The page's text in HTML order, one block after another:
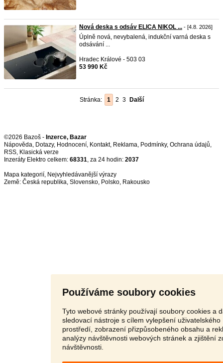
Používáme soubory cookies
Tyto webové stránky používají soubory cookies a
sledovací nástroje s cílem vylepšení uživatelského
prostředí, zobrazení přizpůsobeného obsahu a
analýzy návštěvnosti webových stránek a zjištění
návštěvnosti.
Nová deska s odsáv ELICA NIKOL ... - [4.8. 2026]
Úplně nová, nevybalená, indukční varná deska s
odsávání ...
Hradec Králové - 503 03
53 990 Kč
Stránka: 1 2 3 Další
©2026 Bazoš - Inzerce, Bazar
Nápověda, Dotazy, Hodnocení, Kontakt, Reklama, Podmínky, Ochrana údajů,
RSS,
Inzeráty Elektro celkem: 68331, za 24 hodin: 2037
Mapa kategorií, Nejvyhledávanější výrazy
Země: Česká republika, Slovensko, Polsko, Rakousko